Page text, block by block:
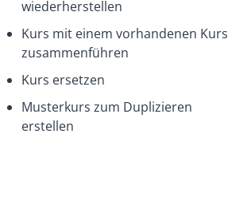
wiederherstellen
Kurs mit einem vorhandenen Kurs
zusammenführen
Kurs ersetzen
Musterkurs zum Duplizieren
erstellen